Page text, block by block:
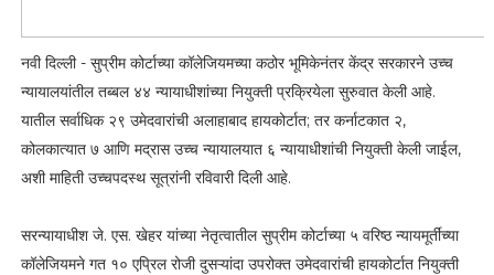
नवी दिल्ली - सुप्रीम कोर्टाच्या कॉलेजियमच्या कठोर भूमिकेनंतर केंद्र सरकारने उच्च
न्यायालयांतील तब्बल ४४ न्यायाधीशांच्या नियुक्ती प्रक्रियेला सुरुवात केली आहे.
यातील सर्वाधिक २९ उमेदवारांची अलाहाबाद हायकोर्टात; तर कर्नाटकात २,
कोलकात्यात ७ आणि मद्रास उच्च न्यायालयात ६ न्यायाधीशांची नियुक्ती केली जाईल,
अशी माहिती उच्चपदस्थ सूत्रांनी रविवारी दिली आहे.
सरन्यायाधीश जे. एस. खेहर यांच्या नेतृत्वातील सुप्रीम कोर्टाच्या ५ वरिष्ठ न्यायमूर्तींच्या
कॉलेजियमने गत १० एप्रिल रोजी दुसऱ्यांदा उपरोक्त उमेदवारांची हायकोर्टात नियुक्ती